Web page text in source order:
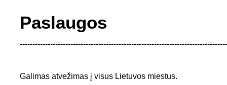
Paslaugos
Galimas atvežimas į visus Lietuvos miestus.